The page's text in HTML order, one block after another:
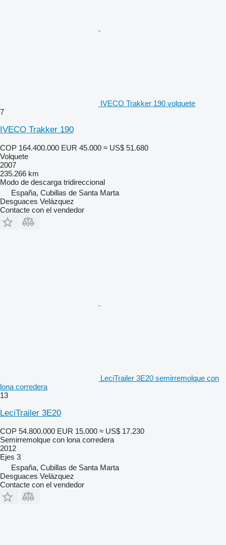
IVECO Trakker 190 volquete
7
IVECO Trakker 190
COP 164.400.000 EUR 45.000 ≈ US$ 51.680
Volquete
2007
235.266 km
Modo de descarga tridireccional
España, Cubillas de Santa Marta
Desguaces Velázquez
Contacte con el vendedor
LeciTrailer 3E20 semirremolque con
lona corredera
13
LeciTrailer 3E20
COP 54.800.000 EUR 15.000 ≈ US$ 17.230
Semirremolque con lona corredera
2012
Ejes 3
España, Cubillas de Santa Marta
Desguaces Velázquez
Contacte con el vendedor